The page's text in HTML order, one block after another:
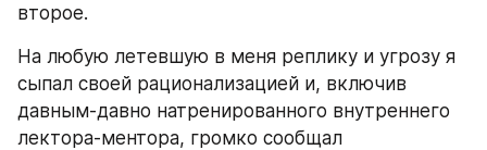
второе.
На любую летевшую в меня реплику и угрозу я
сыпал своей рационализацией и, включив
давным-давно натренированного внутреннего
лектора-ментора, громко сообщал